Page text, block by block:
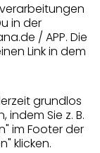
in der
/ APP. Die
Link in dem
grundlos
indem Sie z. B.
im Footer der
klicken.